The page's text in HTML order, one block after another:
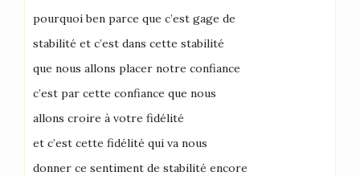
pourquoi ben parce que c’est gage de
stabilité et c’est dans cette stabilité
que nous allons placer notre confiance
c’est par cette confiance que nous
allons croire à votre fidélité
et c’est cette fidélité qui va nous
donner ce sentiment de stabilité encore